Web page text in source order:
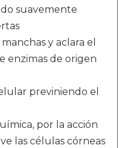
suavemente
y aclara el
enzimas de origen
previniendo el
por la acción
las células córneas